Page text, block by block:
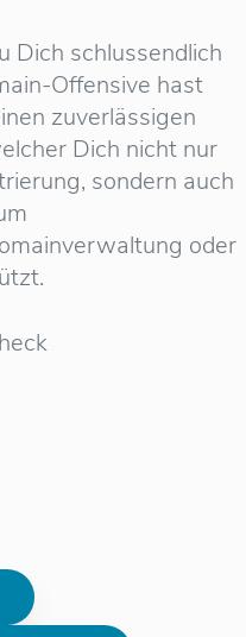
Dich schlussendlich
Offensive hast
zuverlässigen
Dich nicht nur
sondern auch
oder